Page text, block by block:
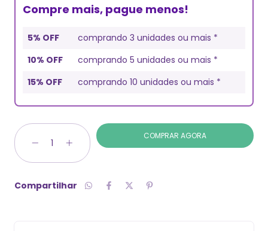
Compre mais, pague menos!
5% OFF
comprando 3 unidades ou mais *
10% OFF
comprando 5 unidades ou mais *
15% OFF
comprando 10 unidades ou mais *
Compartilhar